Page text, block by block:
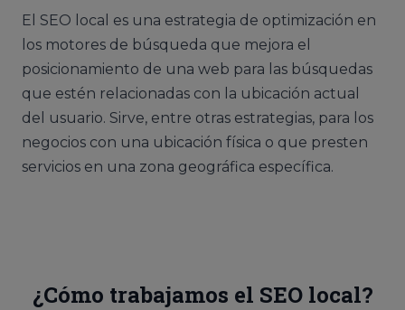
El SEO local es una estrategia de optimización en
los motores de búsqueda que mejora el
posicionamiento de una web para las búsquedas
que estén relacionadas con la ubicación actual
del usuario. Sirve, entre otras estrategias, para los
negocios con una ubicación física o que presten
servicios en una zona geográfica específica.
¿Cómo trabajamos el SEO local?